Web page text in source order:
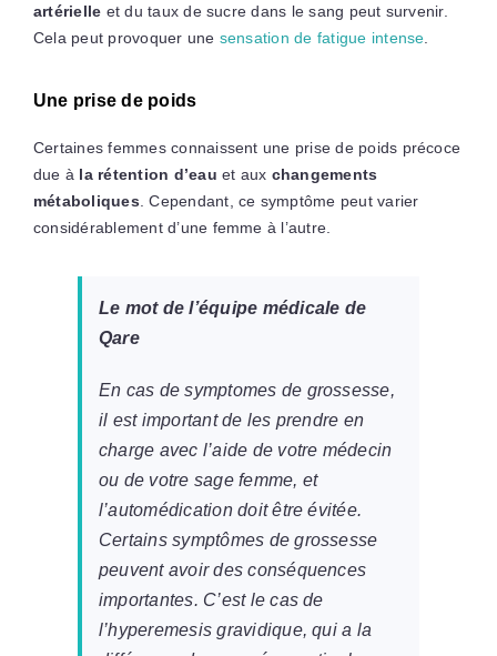
artérielle et du taux de sucre dans le sang peut survenir.
Cela peut provoquer une sensation de fatigue intense
Une prise de poids
Certaines femmes connaissent une prise de poids précoce
due à la rétention d’eau et aux changements
métaboliques . Cependant, ce symptôme peut varier
considérablement d’une femme à l’autre.
Le mot de l’équipe médicale de
Qare
En cas de symptomes de grossesse,
il est important de les prendre en
charge avec l’aide de votre médecin
ou de votre sage femme, et
l’automédication doit être évitée.
Certains symptômes de grossesse
peuvent avoir des conséquences
importantes. C’est le cas de
l’hyperemesis gravidique, qui a la